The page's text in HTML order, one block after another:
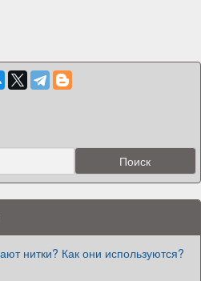
нитки? Как они используются?